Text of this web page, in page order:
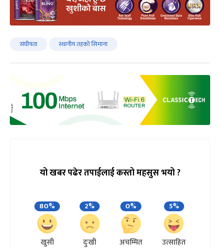
संघीयता स्थानीय तहको सिमाना
यो खबर पढेर तपाईलाई कस्तो महसुस भयो ?
80%
खुसी
2%
दुःखी
0%
अचम्मित
5%
उत्साहित